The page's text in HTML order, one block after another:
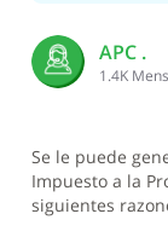
APC .
1.4K
Se le puede
Impuesto a la
siguientes